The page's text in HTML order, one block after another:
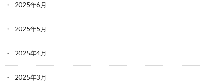
2025年6月
2025年5月
2025年4月
2025年3月